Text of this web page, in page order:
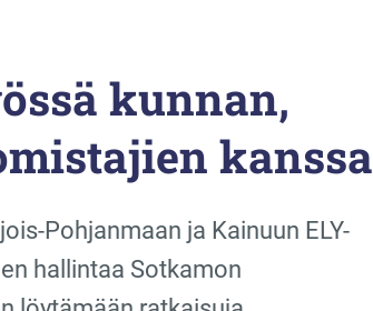
kunnan,
kanssa
Pohjanmaan ja Kainuun ELY-
hallintaa Sotkamon